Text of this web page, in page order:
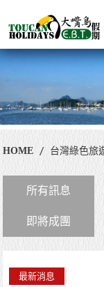
HOME 台灣綠色旅
所有訊息
即將成團
最新消息